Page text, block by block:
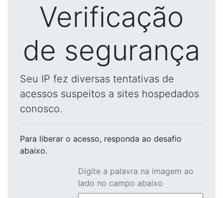
Verificação
de segurança
Seu IP fez diversas tentativas de
acessos suspeitos a sites hospedados
conosco.
Para liberar o acesso, responda ao desafio
abaixo.
Digite a palavra na imagem ao
lado no campo abaixo